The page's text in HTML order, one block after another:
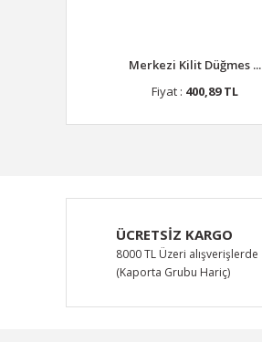
Merkezi Kilit Düğmes ...
Fiyat : 400,89 TL
ÜCRETSİZ KARGO
8000 TL Üzeri alışverişlerde
(Kaporta Grubu Hariç)